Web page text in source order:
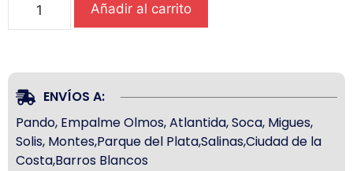
Añadir al carrito
ENVÍOS A:
Pando, Empalme Olmos, Atlantida, Soca, Migues,
Solis, Montes,Parque del Plata,Salinas,Ciudad de la
Costa,Barros Blancos